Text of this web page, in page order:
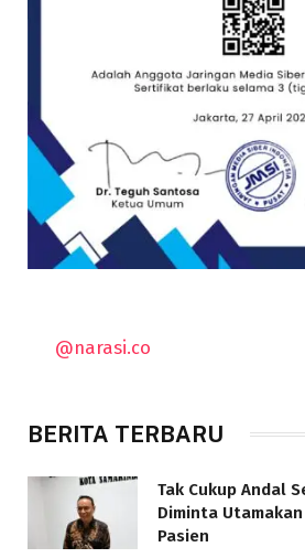
@narasi.co
BERITA TERBARU
Tak Cukup Andal
Diminta
Pasien